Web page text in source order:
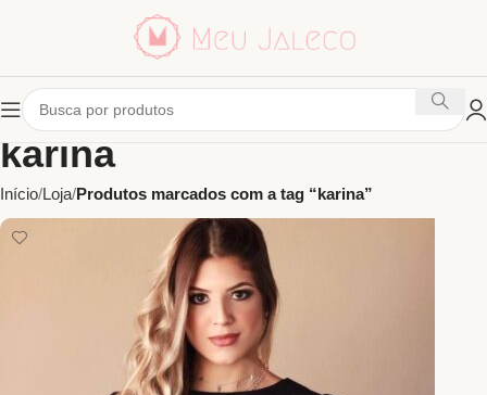
karina
Início Loja Produtos marcados com a tag “karina”